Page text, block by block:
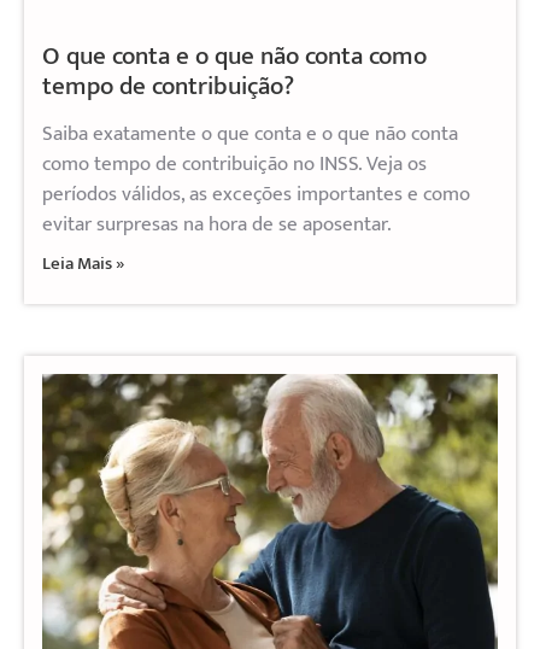
O que conta e o que não conta como
tempo de contribuição?
Saiba exatamente o que conta e o que não conta
como tempo de contribuição no INSS. Veja os
períodos válidos, as exceções importantes e como
evitar surpresas na hora de se aposentar.
Leia Mais »